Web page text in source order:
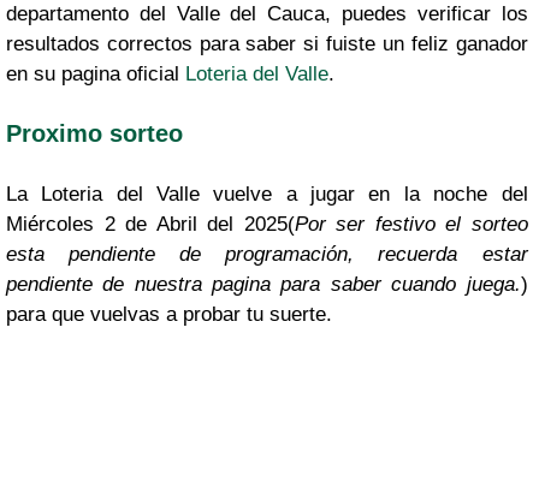
departamento del Valle del Cauca, puedes verificar los
resultados correctos para saber si fuiste un feliz ganador
en su pagina oficial Loteria del Valle.
Proximo sorteo
La Loteria del Valle vuelve a jugar en la noche del
Miércoles 2 de Abril del 2025(Por ser festivo el sorteo
esta pendiente de programación, recuerda estar
pendiente de nuestra pagina para saber cuando juega.)
para que vuelvas a probar tu suerte.